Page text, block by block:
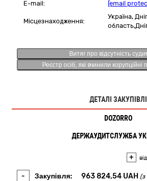
E-mail:
[email
Місцезнаходження:
Україна,
область,
Витяг про відсутність
Реєстр осіб, які вчинили
ДЕТАЛІ ЗАКУПІВЛІ
DOZORRO
ДЕРЖАУДИТСЛУЖБА
+
- Закупівля: 963 824,54 UAH